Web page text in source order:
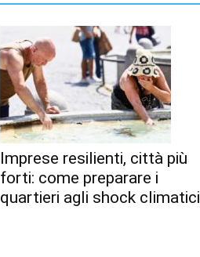
Imprese resilienti, città più
forti: come preparare i
quartieri agli shock climatici